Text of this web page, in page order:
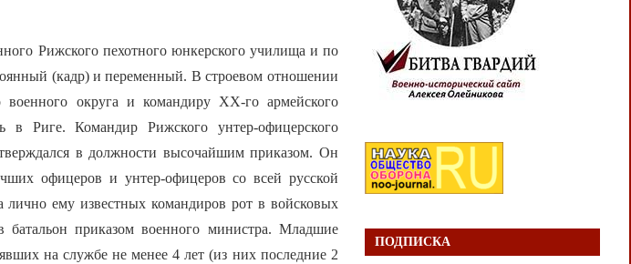
Рижского пехотного юнкерского училища и по
(кадр) и переменный. В строевом отношении
военного округа и командиру ХХ-го армейского
в Риге. Командир Рижского унтер-офицерского
в должности высочайшим приказом. Он
офицеров и унтер-офицеров со всей русской
ему известных командиров рот в войсковых
батальон приказом военного министра. Младшие
на службе не менее 4 лет (из них последние 2
ПОДПИСКА